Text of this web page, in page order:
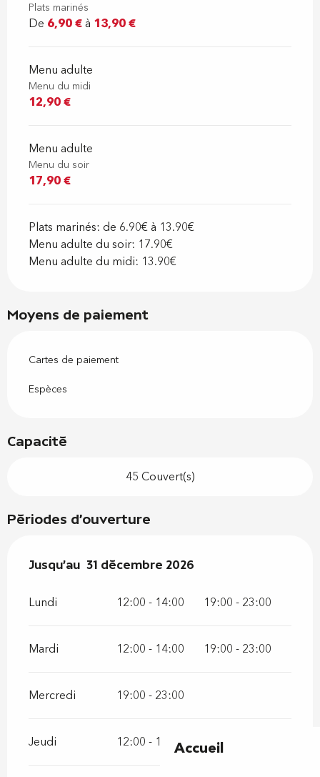
Accueil
Plats marinés
De 6,90 €à 13,90 €
Menu adulte
Menu du midi
12,90 €
Menu adulte
Menu du soir
17,90 €
Plats marinés: de 6.90€ à 13.90€
Menu adulte du soir: 17.90€
Menu adulte du midi: 13.90€
Moyens de paiement
Cartes de paiement
Espèces
Capacité
45 Couvert(s)
Périodes d'ouverture
Du2 janvier 2026au31 décembre 2026
Jusqu'au 31 décembre 2026
Lundi 12:00 - 14:00 19:00 - 23:00
Mardi 12:00 - 14:00 19:00 - 23:00
Mercredi 19:00 - 23:00
Jeudi 12:00 - 14:00 19:00 - 23:00